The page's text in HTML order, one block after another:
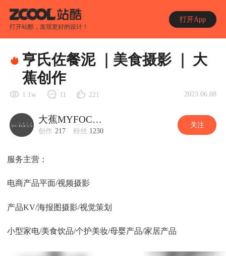
打开站酷，发现更好的设计！
打开App
亨氏佐餐泥 ｜美食摄影 ｜ 大
蕉创作
1.1w 11 221 2023.06.08
大蕉MYFOCUS
创作 217 粉丝 1230
关注
服务主营：
电商产品平面/视频摄影
产品KV/海报图摄影/视觉策划
小型家电/美食饮品/个护美妆/母婴产品/家居产品